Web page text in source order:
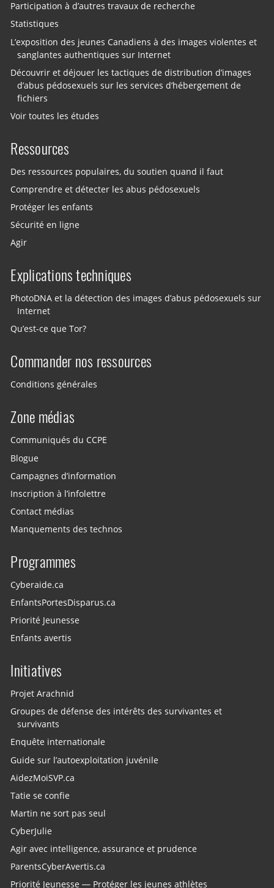
Participation à d’autres travaux de recherche
Statistiques
L’exposition des jeunes Canadiens à des images violentes et
sanglantes authentiques sur Internet
Découvrir et déjouer les tactiques de distribution d’images
d’abus pédosexuels sur les services d’hébergement de
fichiers
Voir toutes les études
Ressources
Des ressources populaires, du soutien quand il faut
Comprendre et détecter les abus pédosexuels
Protéger les enfants
Sécurité en ligne
Agir
Explications techniques
PhotoDNA et la détection des images d’abus pédosexuels sur
Internet
Qu’est-ce que Tor?
Commander nos ressources
Conditions générales
Zone médias
Communiqués du CCPE
Blogue
Campagnes d’information
Inscription à l’infolettre
Contact médias
Manquements des technos
Programmes
Cyberaide.ca
EnfantsPortesDisparus.ca
Priorité Jeunesse
Enfants avertis
Initiatives
Projet Arachnid
Groupes de défense des intérêts des survivantes et
survivants
Enquête internationale
Guide sur l’autoexploitation juvénile
AidezMoiSVP.ca
Tatie se confie
Martin ne sort pas seul
CyberJulie
Agir avec intelligence, assurance et prudence
ParentsCyberAvertis.ca
Priorité Jeunesse — Protéger les jeunes athlètes